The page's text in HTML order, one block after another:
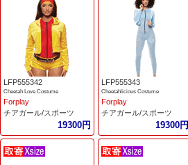
LFP555342
Cheetah Love Costume
Forplay
チアガール/スポーツ
19300円
LFP555343
Cheetahlicious Costume
Forplay
チアガール/スポーツ
19300円